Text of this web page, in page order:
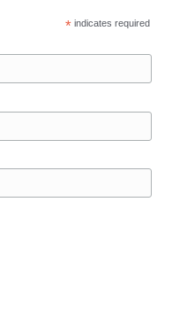
* indicates required